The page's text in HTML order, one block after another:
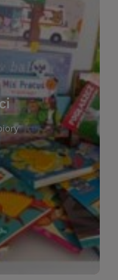
książki,
trafiły do
Publicznej w
listę,
odkrywać świeże
Każda
opisem i
Zachęcamy
pojawiają się
tej zakładce
warto przeczytać